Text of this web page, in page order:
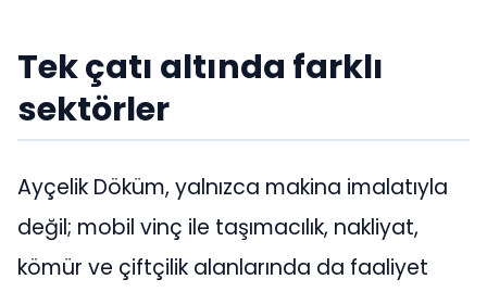
Tek çatı altında farklı
sektörler
Ayçelik Döküm, yalnızca makina imalatıyla
değil; mobil vinç ile taşımacılık, nakliyat,
kömür ve çiftçilik alanlarında da faaliyet